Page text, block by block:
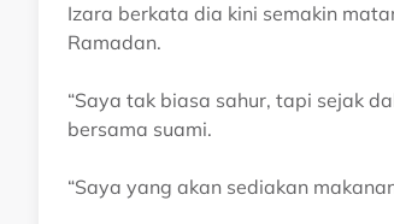
Izara berkata dia kini semakin
Ramadan.
“Saya tak biasa sahur, tapi sejak
bersama suami.
“Saya yang akan sediakan